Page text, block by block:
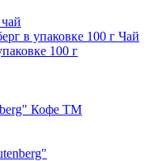
Чай
100 г
Кофе ТМ